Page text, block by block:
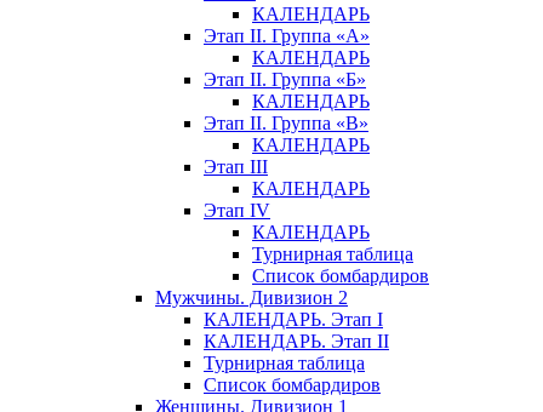
КАЛЕНДАРЬ
Этап II. Группа «А»
КАЛЕНДАРЬ
Этап II. Группа «Б»
КАЛЕНДАРЬ
Этап II. Группа «В»
КАЛЕНДАРЬ
Этап III
КАЛЕНДАРЬ
Этап IV
КАЛЕНДАРЬ
Турнирная таблица
Список бомбардиров
Мужчины. Дивизион 2
КАЛЕНДАРЬ. Этап I
КАЛЕНДАРЬ. Этап II
Турнирная таблица
Список бомбардиров
Женщины. Дивизион 1